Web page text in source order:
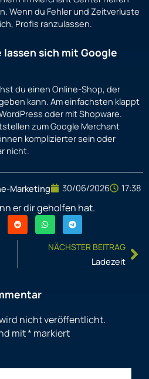
Wenn du Fehler und Zeitverluste
Profis ranzulassen.
sich mit Google
du einen Online-Shop, der
kann. Am einfachsten klappt
oder mit Shopware.
zum Google Merchant
komplizierter sein oder
nicht.
Marketing 30/06/2026 17:38
er dir geholfen hat.
NÄCHSTER BEITRAG
Ladezeit
nicht veröffentlicht.
mit* markiert